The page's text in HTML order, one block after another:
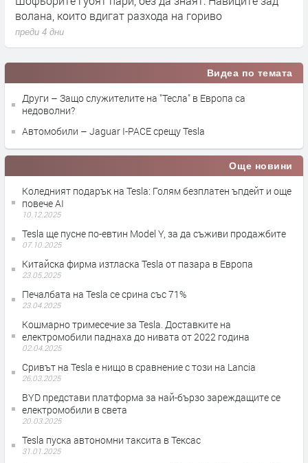
волана, които вдигат разхода на гориво
преди 4 дни
Видеа по темата
Други – Защо служителите на "Тесла" в Европа са
недоволни?
Автомобили – Jaguar I-PACE срещу Tesla
Още новини
Коледният подарък на Tesla: Голям безплатен ъпдейт и още
повече AI
10.12.2025
Tesla ще пусне по-евтин Model Y, за да съживи продажбите
07.10.2025
Китайска фирма изтласка Tesla от пазара в Европа
23.05.2025
Печалбата на Tesla се срина със 71%
23.04.2025
Кошмарно тримесечие за Tesla. Доставките на
електромобили паднаха до нивата от 2022 година
02.04.2025
Сривът на Tesla е нищо в сравнение с този на Lancia
26.03.2025
BYD представи платформа за най-бързо зареждащите се
електромобили в света
20.03.2025
Tesla пуска автономни таксита в Тексас
31.01.2025